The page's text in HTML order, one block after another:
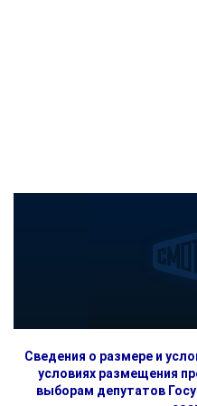
Сведения о размере и
условиях размещения
выборам депутатов